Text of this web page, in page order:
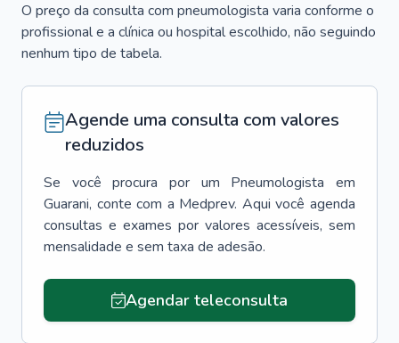
O preço da consulta com pneumologista varia conforme o
profissional e a clínica ou hospital escolhido, não seguindo
nenhum tipo de tabela.
Agende uma consulta com valores
reduzidos
Se você procura por um Pneumologista
em
Guarani, conte com a Medprev. Aqui você agenda
consultas e exames por valores acessíveis, sem
mensalidade e sem taxa de adesão.
Agendar teleconsulta